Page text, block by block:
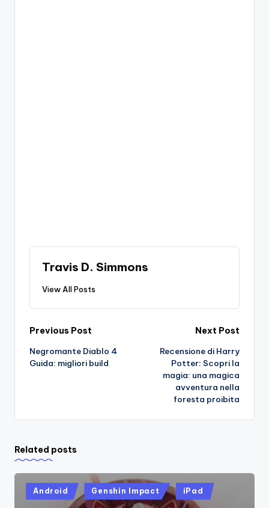
Travis D. Simmons
View All Posts
Post
navigation
Previous Post
Negromante Diablo 4
Guida: migliori build
Next Post
Recensione di Harry
Potter: Scopri la
magia: una magica
avventura nella
foresta proibita
Related posts
Posted
in
Android Genshin Impact iPad